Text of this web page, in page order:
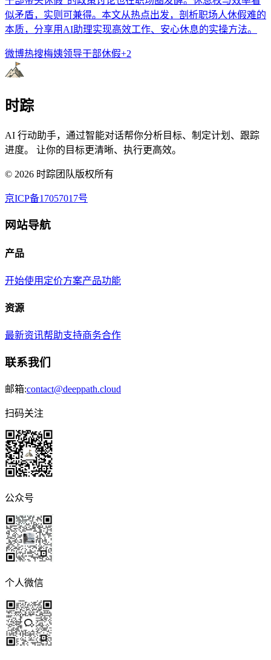
似矛盾，实则可兼得。本文从热点出发，剖析职场人休假难的
本质，分享用AI助理实现高效工作、安心休息的实操方法。
微博热搜梅姨领导干部休假+2
时踪
AI 行动助手，通过智能对话帮你分析目标、制定计划、跟踪
进度。 让你的目标更清晰、执行更高效。
© 2026 时踪团队版权所有
京ICP备17057017号
网站导航
产品
开始使用 定价方案产品功能
资源
最新资讯帮助支持商务合作
联系我们
邮箱:contact@deeppath.cloud
扫码关注
公众号
个人微信